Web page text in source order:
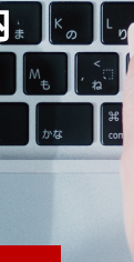
業
事業について